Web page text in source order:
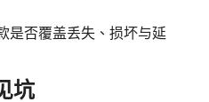
是否覆盖丢失、损坏与延
坑